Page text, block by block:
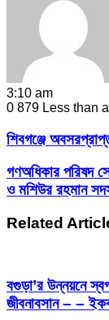
3:10 am
0 879 Less than
শিবগঞ্জে
গণঅধিকার পরিষদ
ও মশিউর রহমান
Related
বগুড়া’র উন্নয়নে
জীবনাবসান – –